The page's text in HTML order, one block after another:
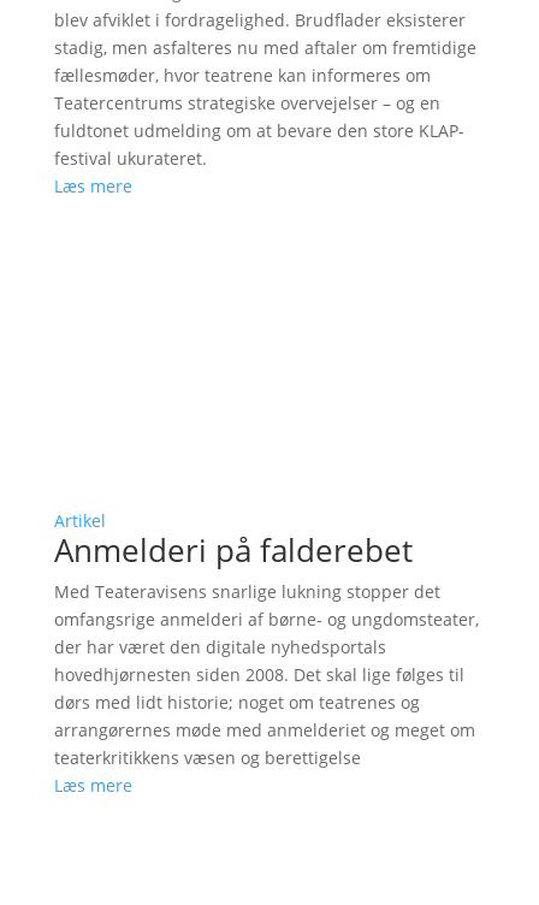
blev afviklet i fordragelighed. Brudflader eksisterer
stadig, men asfalteres nu med aftaler om fremtidige
fællesmøder, hvor teatrene kan informeres om
Teatercentrums strategiske overvejelser – og en
fuldtonet udmelding om at bevare den store KLAP-
festival ukurateret.
Læs mere
Artikel
Anmelderi på falderebet
Med Teateravisens snarlige lukning stopper det
omfangsrige anmelderi af børne- og ungdomsteater,
der har været den digitale nyhedsportals
hovedhjørnesten siden 2008. Det skal lige følges til
dørs med lidt historie; noget om teatrenes og
arrangørernes møde med anmelderiet og meget om
teaterkritikkens væsen og berettigelse
Læs mere